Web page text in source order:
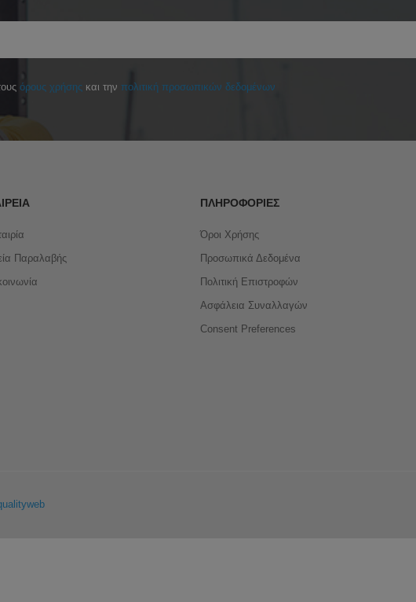
όρους χρήσης και τηνπολιτική προσωπικών δεδομένων
Παραλαβής
ΠΛΗΡΟΦΟΡΊΕΣ
Όροι Χρήσης
Προσωπικά Δεδομένα
Πολιτική Επιστροφών
Ασφάλεια Συναλλαγών
Consent Preferences